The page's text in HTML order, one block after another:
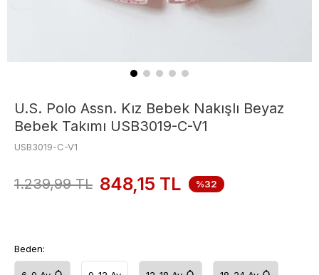
U.S. Polo Assn. Kız Bebek Nakışlı Beyaz
Bebek Takımı USB3019-C-V1
USB3019-C-V1
1.239,99TL 848,15 TL %32
Beden: